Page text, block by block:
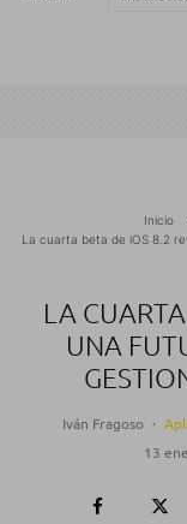
Inicio
La cuarta beta de iOS 8.2
LA
UNA
Iván Fragoso ·
13